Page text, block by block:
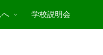
へ 学校説明会